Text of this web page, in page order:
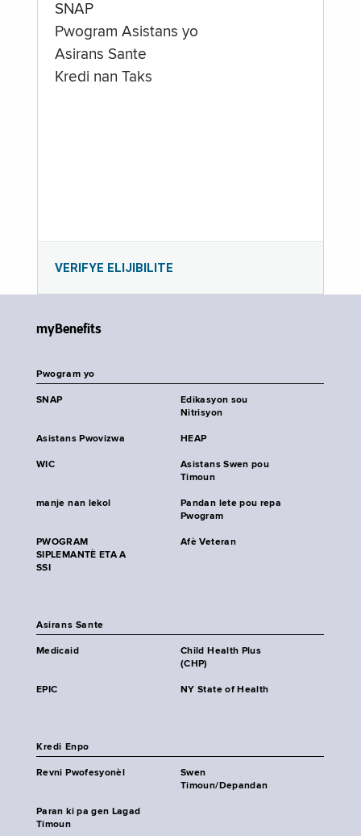
SNAP
Pwogram Asistans yo
Asirans Sante
Kredi nan Taks
VERIFYE ELIJIBILITE
myBenefits
Pwogram yo
SNAP
Edikasyon sou
Nitrisyon
Asistans Pwovizwa HEAP
WIC
Asistans Swen pou
Timoun
manje nan lekol
Pandan lete pou repa
Pwogram
PWOGRAM
SIPLEMANTÈ ETA A
SSI
Afè Veteran
Asirans Sante
Medicaid
Child Health Plus
(CHP)
EPIC NY State of Health
Kredi Enpo
Revni Pwofesyonèl
Swen
Timoun/Depandan
Paran ki pa gen Lagad
Timoun